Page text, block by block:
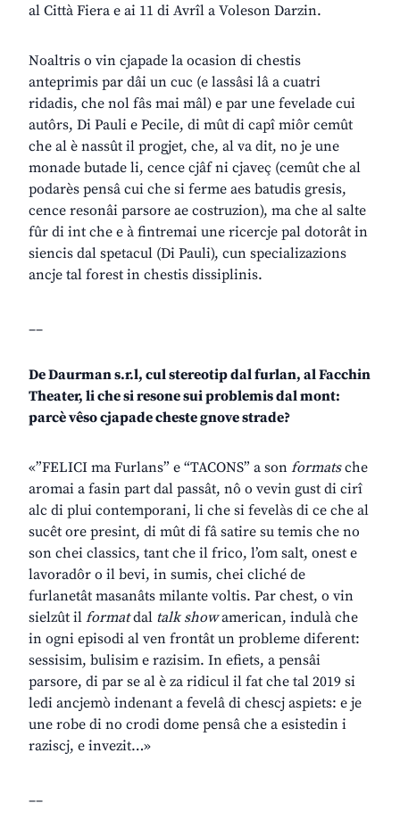
al Città Fiera e ai 11 di Avrîl a Voleson Darzin.
Noaltris o vin cjapade la ocasion di chestis
anteprimis par dâi un cuc (e lassâsi lâ a cuatri
ridadis, che nol fâs mai mâl) e par une fevelade cui
autôrs, Di Pauli e Pecile, di mût di capî miôr cemût
che al è nassût il progjet, che, al va dit, no je une
monade butade li, cence cjâf ni cjaveç (cemût che al
podarès pensâ cui che si ferme aes batudis gresis,
cence resonâi parsore ae costruzion), ma che al salte
fûr di int che e à fintremai une ricercje pal dotorât in
siencis dal spetacul (Di Pauli), cun specializazions
ancje tal forest in chestis dissiplinis.
__
De Daurman s.r.l, cul stereotip dal furlan, al Facchin
Theater, li che si resone sui problemis dal mont:
parcè vêso cjapade cheste gnove strade?
«”FELICI ma Furlans” e “TACONS” a son formatsche
aromai a fasin part dal passât, nô o vevin gust di cirî
alc di plui contemporani, li che si fevelàs di ce che al
sucêt ore presint, di mût di fâ satire su temis che no
son chei classics, tant che il frico, l’om salt, onest e
lavoradôr o il bevi, in sumis, chei cliché de
furlanetât masanâts milante voltis. Par chest, o vin
sielzût il formatdal talk showamerican, indulà che
in ogni episodi al ven frontât un probleme diferent:
sessisim, bulisim e razisim. In efiets, a pensâi
parsore, di par se al è za ridicul il fat che tal 2019 si
ledi ancjemò indenant a fevelâ di chescj aspiets: e je
une robe di no crodi dome pensâ che a esistedin i
raziscj, e invezit…»
__